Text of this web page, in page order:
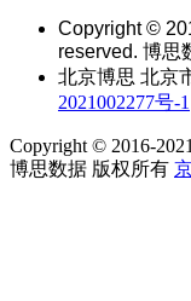
Copyright ©
reserved. 博思
北京博思 北京
2021002277号-1
Copyright © 2016-
博思数据 版权所有